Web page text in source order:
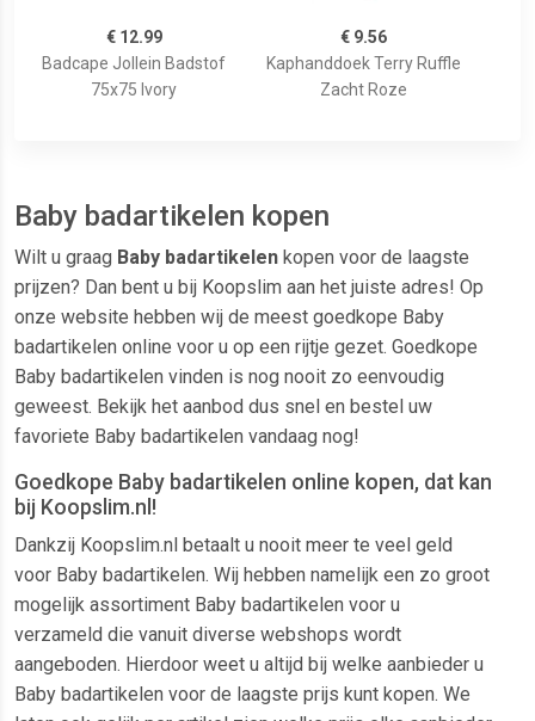
€ 12.99
Badcape Jollein Badstof
75x75 Ivory
€ 9.56
Kaphanddoek Terry Ruffle
Zacht Roze
Baby badartikelen kopen
Wilt u graag Baby badartikelen kopen voor de laagste
prijzen? Dan bent u bij Koopslim aan het juiste adres! Op
onze website hebben wij de meest goedkope Baby
badartikelen online voor u op een rijtje gezet. Goedkope
Baby badartikelen vinden is nog nooit zo eenvoudig
geweest. Bekijk het aanbod dus snel en bestel uw
favoriete Baby badartikelen vandaag nog!
Goedkope Baby badartikelen online kopen, dat kan
bij Koopslim.nl!
Dankzij Koopslim.nl betaalt u nooit meer te veel geld
voor Baby badartikelen. Wij hebben namelijk een zo groot
mogelijk assortiment Baby badartikelen voor u
verzameld die vanuit diverse webshops wordt
aangeboden. Hierdoor weet u altijd bij welke aanbieder u
Baby badartikelen voor de laagste prijs kunt kopen. We